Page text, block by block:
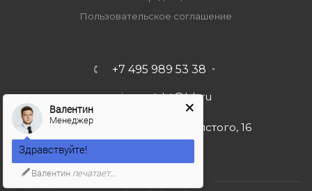
Пользовательское соглашение
+7 495 989 53 38
import-bt@bk.ru
г. Москва, ул. Льва Толстого, 16
Валентин
Менеджер
Здравствуйте!
Валентин печатает...